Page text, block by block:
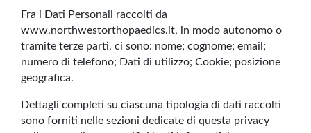
Fra i Dati Personali raccolti da
www.northwestorthopaedics.it, in modo autonomo o
tramite terze parti, ci sono: nome; cognome; email;
numero di telefono; Dati di utilizzo; Cookie; posizione
geografica.
Dettagli completi su ciascuna tipologia di dati raccolti
sono forniti nelle sezioni dedicate di questa privacy